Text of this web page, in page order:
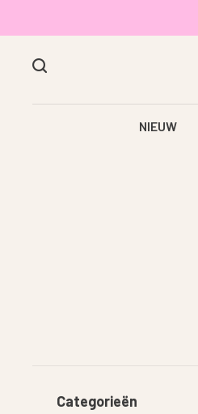
NIEUW
Categorieën